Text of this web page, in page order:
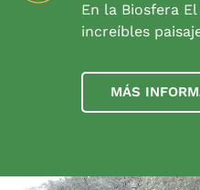
En la Biosfera
increíbles
MÁS